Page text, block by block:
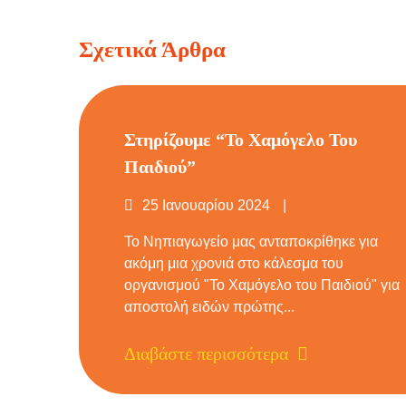
Σχετικά Άρθρα
Στηρίζουμε “Το Χαμόγελο Του
Παιδιού”
Δημοσιεύτηκε
25 Ιανουαρίου 2024
Το Νηπιαγωγείο μας ανταποκρίθηκε για
ακόμη μια χρονιά στο κάλεσμα του
οργανισμού "Το Χαμόγελο του Παιδιού" για
αποστολή ειδών πρώτης...
Διαβάστε περισσότερα